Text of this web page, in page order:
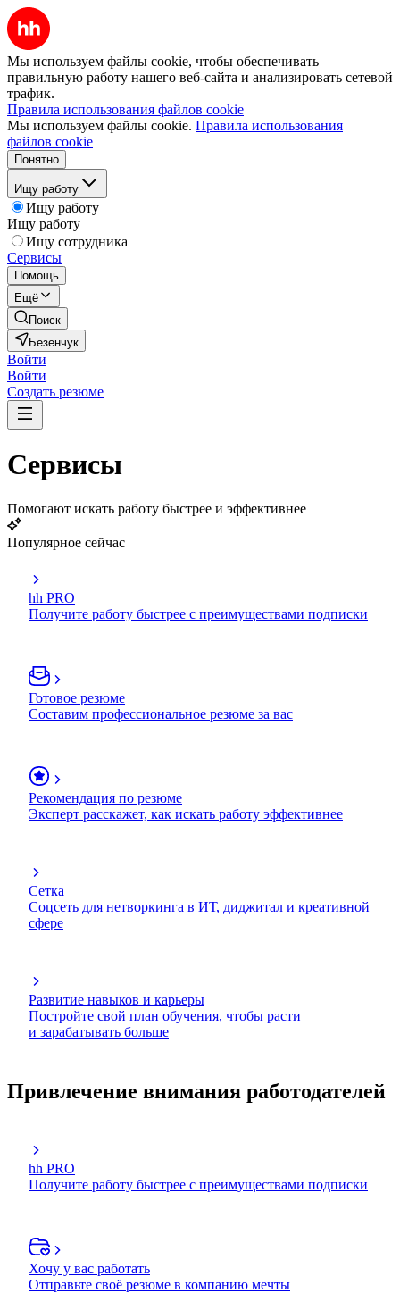
Мы используем файлы cookie, чтобы обеспечивать
правильную работу нашего веб-сайта и анализировать сетевой
трафик.
Правила использования файлов cookie
Мы используем файлы cookie. Правила использования
файлов cookie
Понятно
Ищу работу
Ищу работу
Ищу работу
Ищу сотрудника
Сервисы
Помощь
Ещё
Поиск
Безенчук
Войти
Войти
Создать резюме
Сервисы
Помогают искать работу быстрее и эффективнее
Популярное сейчас
hh PRO
Получите работу быстрее с преимуществами подписки
Готовое резюме
Составим профессиональное резюме за вас
Рекомендация по резюме
Эксперт расскажет, как искать работу эффективнее
Сетка
Соцсеть для нетворкинга в ИТ, диджитал и креативной
сфере
Развитие навыков и карьеры
Постройте свой план обучения, чтобы расти
и зарабатывать больше
Привлечение внимания работодателей
hh PRO
Получите работу быстрее с преимуществами подписки
Хочу у вас работать
Отправьте своё резюме в компанию мечты